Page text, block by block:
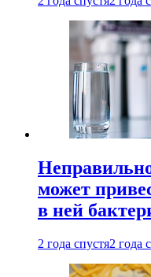
может
в ней
2 года спустя2 года